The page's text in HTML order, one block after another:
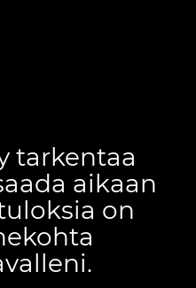
tarkentaa
aikaan
on